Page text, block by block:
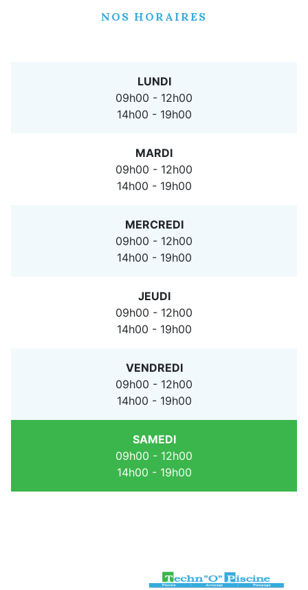
NOS HORAIRES
LUNDI
09h00 - 12h00
14h00 - 19h00
MARDI
09h00 - 12h00
14h00 - 19h00
MERCREDI
09h00 - 12h00
14h00 - 19h00
JEUDI
09h00 - 12h00
14h00 - 19h00
VENDREDI
09h00 - 12h00
14h00 - 19h00
SAMEDI
09h00 - 12h00
14h00 - 19h00